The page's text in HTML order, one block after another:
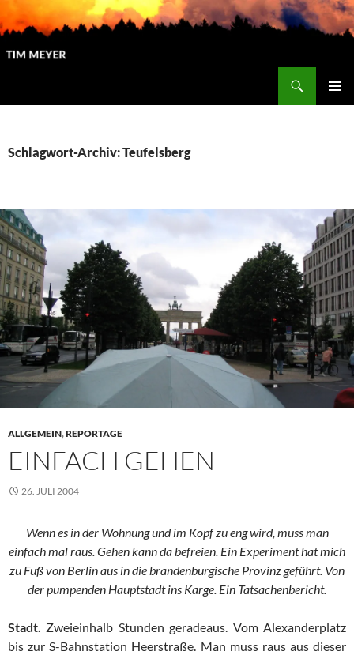
Zum
Inhalt
springen
Schlagwort-Archiv: Teufelsberg
ALLGEMEIN,REPORTAGE
EINFACH GEHEN
26. JULI 2004
Wenn es in der Wohnung und im Kopf zu eng wird, muss man
einfach mal raus. Gehen kann da befreien. Ein Experiment hat mich
zu Fuß von Berlin aus in die brandenburgische Provinz geführt. Von
der pumpenden Hauptstadt ins Karge. Ein Tatsachenbericht.
Stadt. Zweieinhalb Stunden geradeaus. Vom Alexanderplatz
bis zur S-Bahnstation Heerstraße. Man muss raus aus dieser